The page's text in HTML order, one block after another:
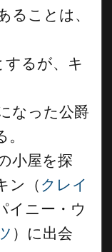
ることは、
るが、キ
なった公爵
小屋を探
ン（ クレイ
イニー・ウ
）に出会